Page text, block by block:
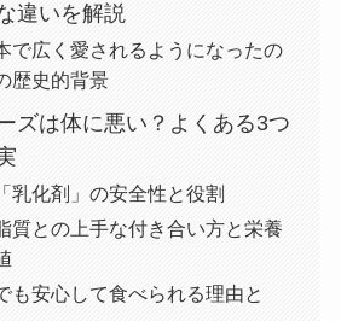
違いを解説
で広く愛されるようになったの
歴史的背景
ズは体に悪い？よくある3つ
乳化剤」の安全性と役割
質との上手な付き合い方と栄養
も安心して食べられる理由と